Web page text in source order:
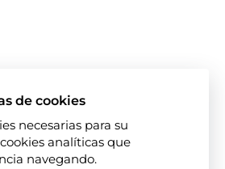
de cookies
necesarias para su
analíticas que
navegando.